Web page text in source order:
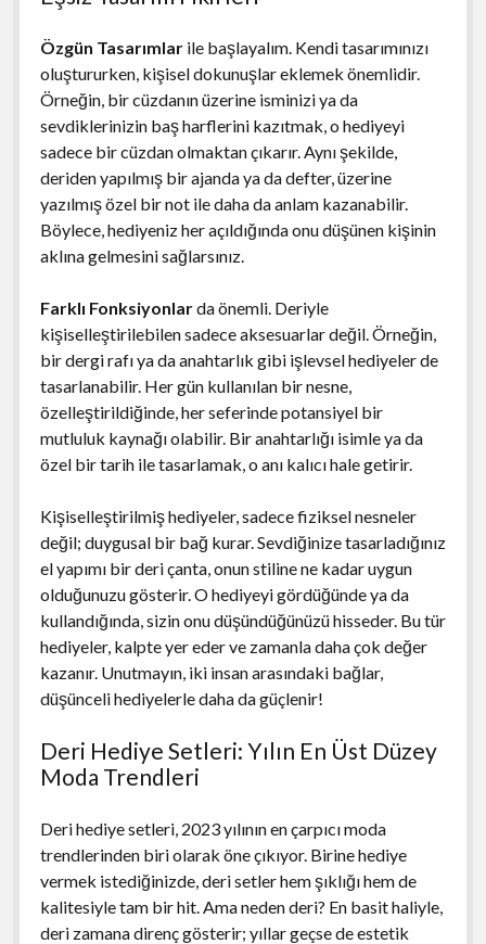
Özgün Tasarımlarile başlayalım. Kendi tasarımınızı
oluştururken, kişisel dokunuşlar eklemek önemlidir.
Örneğin, bir cüzdanın üzerine isminizi ya da
sevdiklerinizin baş harflerini kazıtmak, o hediyeyi
sadece bir cüzdan olmaktan çıkarır. Aynı şekilde,
deriden yapılmış bir ajanda ya da defter, üzerine
yazılmış özel bir not ile daha da anlam kazanabilir.
Böylece, hediyeniz her açıldığında onu düşünen kişinin
aklına gelmesini sağlarsınız.
Farklı Fonksiyonlarda önemli. Deriyle
kişiselleştirilebilen sadece aksesuarlar değil. Örneğin,
bir dergi rafı ya da anahtarlık gibi işlevsel hediyeler de
tasarlanabilir. Her gün kullanılan bir nesne,
özelleştirildiğinde, her seferinde potansiyel bir
mutluluk kaynağı olabilir. Bir anahtarlığı isimle ya da
özel bir tarih ile tasarlamak, o anı kalıcı hale getirir.
Kişiselleştirilmiş hediyeler, sadece fiziksel nesneler
değil; duygusal bir bağ kurar. Sevdiğinize tasarladığınız
el yapımı bir deri çanta, onun stiline ne kadar uygun
olduğunuzu gösterir. O hediyeyi gördüğünde ya da
kullandığında, sizin onu düşündüğünüzü hisseder. Bu tür
hediyeler, kalpte yer eder ve zamanla daha çok değer
kazanır. Unutmayın, iki insan arasındaki bağlar,
düşünceli hediyelerle daha da güçlenir!
Deri Hediye Setleri: Yılın En Üst Düzey
Moda Trendleri
Deri hediye setleri, 2023 yılının en çarpıcı moda
trendlerinden biri olarak öne çıkıyor. Birine hediye
vermek istediğinizde, deri setler hem şıklığı hem de
kalitesiyle tam bir hit. Ama neden deri? En basit haliyle,
deri zamana direnç gösterir; yıllar geçse de estetik